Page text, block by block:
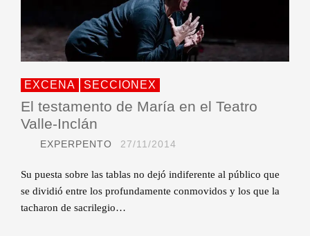
EXCENA SECCIONEX
El testamento de María en el Teatro
Valle-Inclán
EXPERPENTO 27/11/2014
Su puesta sobre las tablas no dejó indiferente al público que
se dividió entre los profundamente conmovidos y los que la
tacharon de sacrilegio…